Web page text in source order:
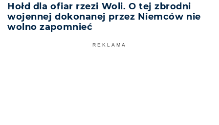
Hołd dla ofiar rzezi Woli. O tej zbrodni
wojennej dokonanej przez Niemców nie
wolno zapomnieć
REKLAMA